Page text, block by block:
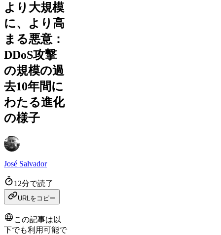
より大規模
に、より高
まる悪意：
DDoS攻撃
の規模の過
去10年間に
わたる進化
の様子
José Salvador
12分で読了
URLをコピー
この記事は以
下でも利用可能で